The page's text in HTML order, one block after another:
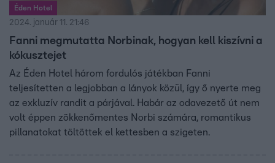
Éden Hotel
2024. január 11. 21:46
Fanni megmutatta Norbinak, hogyan kell kiszívni a
kókusztejet
Az Éden Hotel három fordulós játékban Fanni
teljesítetten a legjobban a lányok közül, így ő nyerte meg
az exkluzív randit a párjával. Habár az odavezető út nem
volt éppen zökkenőmentes Norbi számára, romantikus
pillanatokat töltöttek el kettesben a szigeten.